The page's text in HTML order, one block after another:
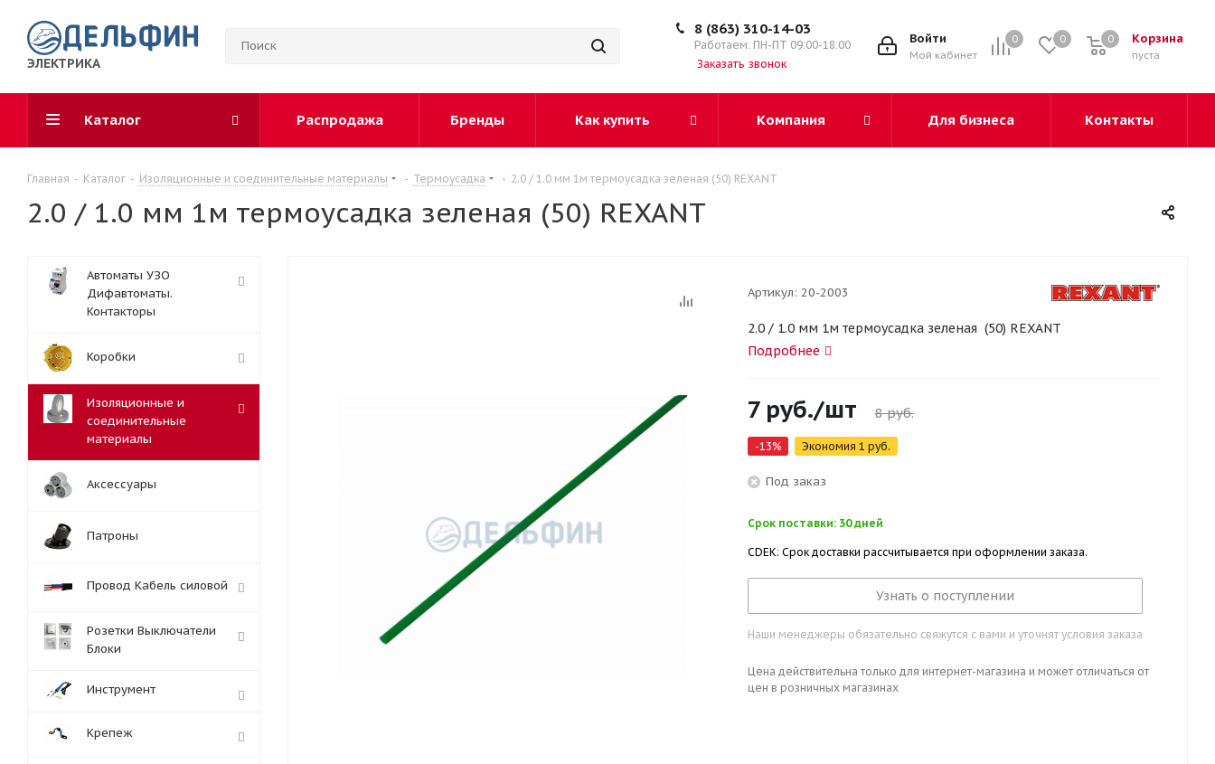
ЭЛЕКТРИКА
0 0 Корзина
пуста
0
Войти
Мой кабинет
8 (863) 310-14-03
Работаем: ПН-ПТ 09:00-18:00
Заказать звонок
Каталог Распродажа Бренды Как купить Компания Для бизнеса Контакты
Главная - Каталог - Изоляционные и соединительные материалы - Термоусадка - 2.0 / 1.0 мм 1м термоусадка зеленая (50) REXANT
2.0 / 1.0 мм 1м термоусадка зеленая (50) REXANT
Артикул: 20-2003
2.0 / 1.0 мм 1м термоусадка зеленая (50) REXANT
Подробнее
7руб./шт 8руб.
-13% Экономия 1 руб.
Под заказ
Срок поставки: 30 дней
CDEK: Срок доставки рассчитывается при оформлении заказа.
Узнать о поступлении
Наши менеджеры обязательно свяжутся с вами и уточнят условия заказа
Цена действительна только для интернет-магазина и может отличаться от
цен в розничных магазинах
Автоматы УЗО
Дифавтоматы.
Контакторы
Коробки
Изоляционные и
соединительные
материалы
Аксессуары
Патроны
Провод Кабель силовой
Розетки Выключатели
Блоки
Инструмент
Крепеж